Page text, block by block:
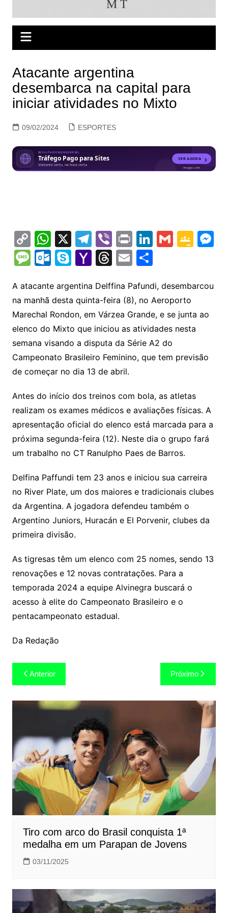
Atacante argentina
desembarca na capital para
iniciar atividades no Mixto
09/02/2024 ESPORTES
C
o
p
y
Li
n
k
W
h
at
s
A
p
p
X T
el
e
gr
a
m
Vi
b
er
Pr
in
t
Li
n
k
e
dI
n
G
l
G
gl
Cl
a
s
o
m
M
M
s
s
a
g
e
O
lo
o
k.
c
o
m
S
y
p
e
Y
h
o
o
M
ai
l
T
e
a
d
s
E
ai
l
S
ar
e
A atacante argentina Delffina Pafundi, desembarcou
na manhã desta quinta-feira (8), no Aeroporto
Marechal Rondon, em Várzea Grande, e se junta ao
elenco do Mixto que iniciou as atividades nesta
semana visando a disputa da Série A2 do
Campeonato Brasileiro Feminino, que tem previsão
de começar no dia 13 de abril.
Antes do início dos treinos com bola, as atletas
realizam os exames médicos e avaliações físicas. A
apresentação oficial do elenco está marcada para a
próxima segunda-feira (12). Neste dia o grupo fará
um trabalho no CT Ranulpho Paes de Barros.
Delfina Paffundi tem 23 anos e iniciou sua carreira
no River Plate, um dos maiores e tradicionais clubes
da Argentina. A jogadora defendeu também o
Argentino Juniors, Huracán e El Porvenir, clubes da
primeira divisão.
As tigresas têm um elenco com 25 nomes, sendo 13
renovações e 12 novas contratações. Para a
temporada 2024 a equipe Alvinegra buscará o
acesso à elite do Campeonato Brasileiro e o
pentacampeonato estadual.
Da Redação
Navegação
de
Post
Anterior Próximo
Tiro com arco do Brasil conquista 1ª
medalha em um Parapan de Jovens
03/11/2025